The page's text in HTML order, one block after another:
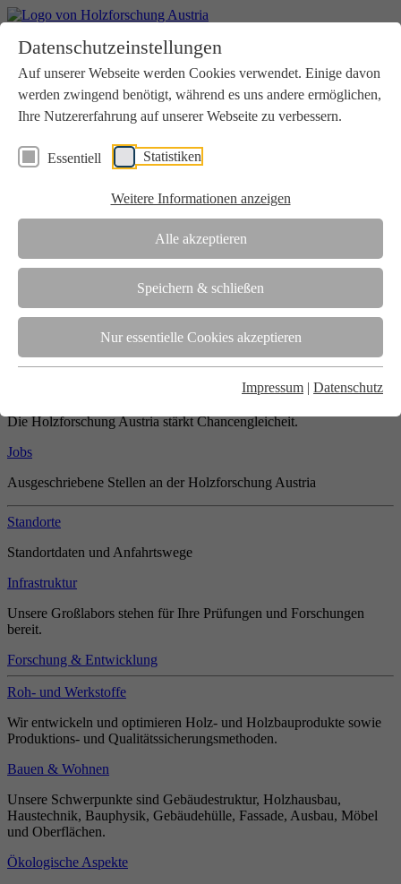
Datenschutzeinstellungen
Auf unserer Webseite werden Cookies verwendet. Einige davon
werden zwingend benötigt, während es uns andere ermöglichen,
Ihre Nutzererfahrung auf unserer Webseite zu verbessern.
Essentiell Statistiken
Weitere Informationen anzeigen
Alle akzeptieren
Speichern & schließen
Nur essentielle Cookies akzeptieren
Impressum | Datenschutz
Aktuelles
Downloads
Kontakt
Login
Verein
Wir unterstützen die Interessen der Holzbranche in enger
Zusammenarbeit mit Wissenschaft und Wirtschaft.
Die Holzforschung Austria ist akkreditierte Prüf-, Inspektions- und
Team
Unsere gesamte Kompetenz ist in unseren Mitarbeiter:innen
gebündelt
Die Holzforschung Austria stärkt Chancengleicheit.
Jobs
Ausgeschriebene Stellen an der Holzforschung Austria
Standorte
Standortdaten und Anfahrtswege
Infrastruktur
Unsere Großlabors stehen für Ihre Prüfungen und Forschungen
bereit.
Forschung & Entwicklung
Roh- und Werkstoffe
Wir entwickeln und optimieren Holz- und Holzbauprodukte sowie
Produktions- und Qualitätssicherungsmethoden.
Bauen & Wohnen
Unsere Schwerpunkte sind Gebäudestruktur, Holzhausbau,
Haustechnik, Bauphysik, Gebäudehülle, Fassade, Ausbau, Möbel
und Oberflächen.
Ökologische Aspekte